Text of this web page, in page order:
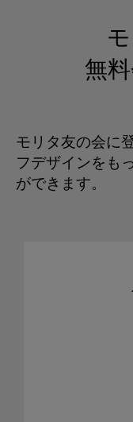
無
モリタ友の会に
フデザインをも
ができます。